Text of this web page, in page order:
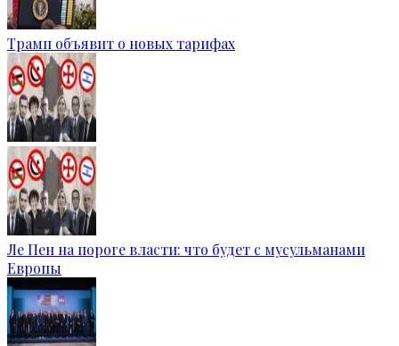
Трамп объявит о новых тарифах
Ле Пен на пороге власти: что будет с мусульманами
Европы